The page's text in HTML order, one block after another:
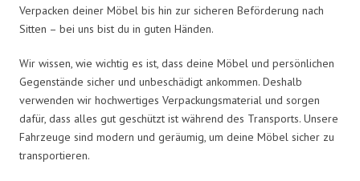
Verpacken deiner Möbel bis hin zur sicheren Beförderung nach
Sitten – bei uns bist du in guten Händen.
Wir wissen, wie wichtig es ist, dass deine Möbel und persönlichen
Gegenstände sicher und unbeschädigt ankommen. Deshalb
verwenden wir hochwertiges Verpackungsmaterial und sorgen
dafür, dass alles gut geschützt ist während des Transports. Unsere
Fahrzeuge sind modern und geräumig, um deine Möbel sicher zu
transportieren.